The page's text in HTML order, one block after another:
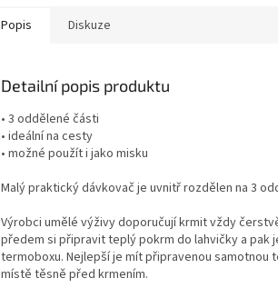
Popis Diskuze
Detailní popis produktu
• 3 oddělené části
• ideální na cesty
• možné použít i jako misku
Malý praktický dávkovač je uvnitř rozdělen na 3
Výrobci umělé výživy doporučují krmit vždy
předem si připravit teplý pokrm do lahvičky a pak
termoboxu. Nejlepší je mít připravenou samotnou
místě těsně před krmením.